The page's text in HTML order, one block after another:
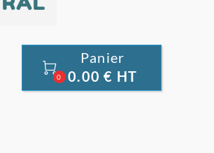

0
Panier
0.00 € HT